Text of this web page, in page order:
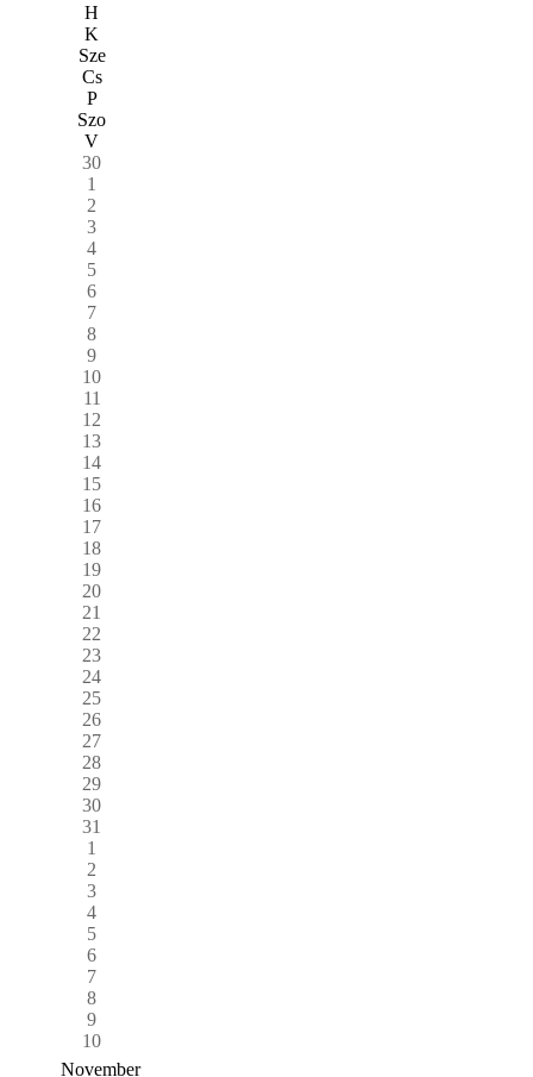
H
K
Sze
Cs
P
Szo
V
30
1
2
3
4
5
6
7
8
9
10
11
12
13
14
15
16
17
18
19
20
21
22
23
24
25
26
27
28
29
30
31
1
2
3
4
5
6
7
8
9
10
November